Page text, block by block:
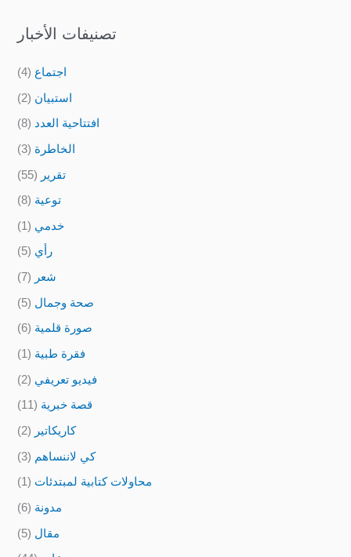
تصنيفات الأخبار
اجتماع (4)
استبيان (2)
افتتاحية العدد (8)
الخاطرة (3)
تقرير (55)
توعية (8)
خدمي (1)
رأي (5)
شعر (7)
صحة وجمال (5)
صورة قلمية (6)
فقرة طبية (1)
فيديو تعريفي (2)
قصة خبرية (11)
كاريكاتير (2)
كي لاننساهم (3)
محاولات كتابية لمبتدئات (1)
مدونة (6)
مقال (5)